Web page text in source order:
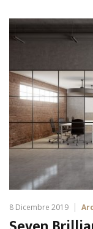
8 Dicembre 2019